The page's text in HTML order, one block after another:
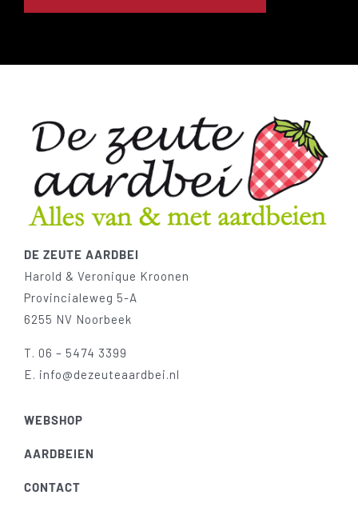
DE ZEUTE AARDBEI
Harold & Veronique Kroonen
Provincialeweg 5-A
6255 NV Noorbeek
T. 06 – 5474 3399
E. info@dezeuteaardbei.nl
WEBSHOP
AARDBEIEN
CONTACT